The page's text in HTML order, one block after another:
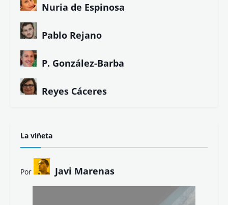
Nuria de Espinosa
Pablo Rejano
P. González-Barba
Reyes Cáceres
La viñeta
Por Javi Marenas